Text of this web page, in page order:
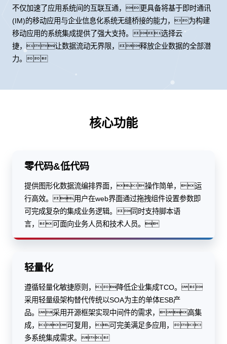
不仅加速了应用系统间的互联互通，更具备将基于即时通讯
(IM)的移动应用与企业信息化系统无缝桥接的能力，为构建
移动应用的系统集成提供了强大支持。选择云
捷，让数据流动无界限，释放企业数据的全部潜
力。
核心功能
零代码&低代码
提供图形化数据流编排界面，操作简单，运
行高效。用户在web界面通过拖拽组件设置参数即
可完成复杂的集成业务逻辑。同时支持脚本语
言，可面向业务人员和技术人员。
轻量化
遵循轻量化敏捷原则，降低企业集成TCO。
采用轻量级架构替代传统以SOA为主的单体ESB产
品。采用开源框架实现中间件的需求，高集
成，可复用，可完美满足多应用，
多系统集成需求。